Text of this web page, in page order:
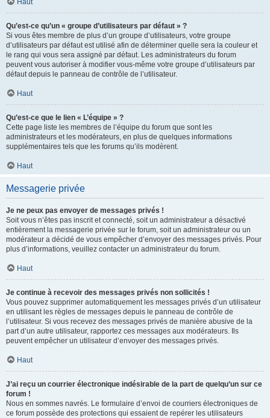
Haut
Qu’est-ce qu’un « groupe d’utilisateurs par défaut » ?
Si vous êtes membre de plus d’un groupe d’utilisateurs, votre groupe
d’utilisateurs par défaut est utilisé afin de déterminer quelle sera la couleur et
le rang qui vous sera assigné par défaut. Les administrateurs du forum
peuvent vous autoriser à modifier vous-même votre groupe d’utilisateurs par
défaut depuis le panneau de contrôle de l’utilisateur.
Haut
Qu’est-ce que le lien « L’équipe » ?
Cette page liste les membres de l’équipe du forum que sont les
administrateurs et les modérateurs, en plus de quelques informations
supplémentaires tels que les forums qu’ils modèrent.
Haut
Messagerie privée
Je ne peux pas envoyer de messages privés !
Soit vous n’êtes pas inscrit et connecté, soit un administrateur a désactivé
entièrement la messagerie privée sur le forum, soit un administrateur ou un
modérateur a décidé de vous empêcher d’envoyer des messages privés. Pour
plus d’informations, veuillez contacter un administrateur du forum.
Haut
Je continue à recevoir des messages privés non sollicités !
Vous pouvez supprimer automatiquement les messages privés d’un utilisateur
en utilisant les règles de messages depuis le panneau de contrôle de
l’utilisateur. Si vous recevez des messages privés de manière abusive de la
part d’un autre utilisateur, rapportez ces messages aux modérateurs. Ils
peuvent empêcher un utilisateur d’envoyer des messages privés.
Haut
J’ai reçu un courrier électronique indésirable de la part de quelqu’un sur ce
forum !
Nous en sommes navrés. Le formulaire d’envoi de courriers électroniques de
ce forum possède des protections qui essaient de repérer les utilisateurs